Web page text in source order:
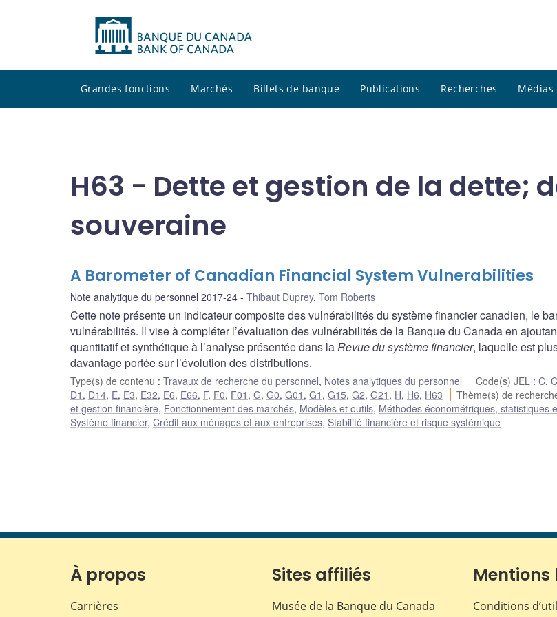
Grandes fonctions Marchés Billets de banque Publications Recherches Médias
H63 - Dette et gestion de la dette;
souveraine
A Barometer of Canadian Financial System Vulnerabilities
Note analytique du personnel 2017-24 Thibaut Duprey, Tom Roberts
Cette note présente un indicateur composite des vulnérabilités du système financier canadien, le
vulnérabilités. Il vise à compléter l’évaluation des vulnérabilités de la Banque du Canada en
quantitatif et synthétique à l’analyse présentée dans laRevue du système financier, laquelle est
davantage portée sur l’évolution des distributions.
Type(s) de contenu : Travaux de recherche du personnel, Notes analytiques du personnel Code(s) JEL :C,
D1 , D14, E, E3, E32, E6, E66, F, F0, F01 , G, G0, G01 , G1 , G15, G2, G21 , H, H6, H63 Thème(s) de
et gestion financière, Fonctionnement des marchés, Modèles et outils, Méthodes économétriques, statistiques
Système financier, Crédit aux ménages et aux entreprises, Stabilité financière et risque systémique
À propos
Carrières
Sites affiliés
Musée de la Banque du Canada
Mentions
Conditions